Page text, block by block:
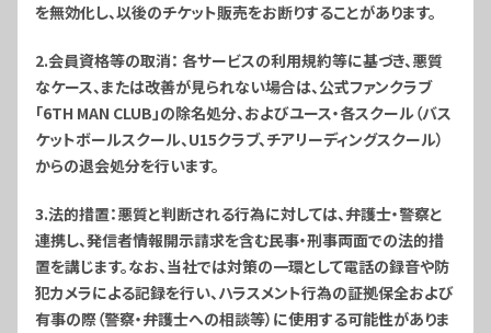
を無効化し、以後のチケット販売をお断りすることがあります。
2.会員資格等の取消： 各サービスの利用規約等に基づき、悪質
なケース、または改善が見られない場合は、公式ファンクラブ
「6TH MAN CLUB」の除名処分、およびユース・各スクール（バス
ケットボールスクール、U15クラブ、チアリーディングスクール）
からの退会処分を行います。
3.法的措置：悪質と判断される行為に対しては、弁護士・警察と
連携し、発信者情報開示請求を含む民事・刑事両面での法的措
置を講じます。なお、当社では対策の一環として電話の録音や防
犯カメラによる記録を行い、ハラスメント行為の証拠保全および
有事の際（警察・弁護士への相談等）に使用する可能性がありま